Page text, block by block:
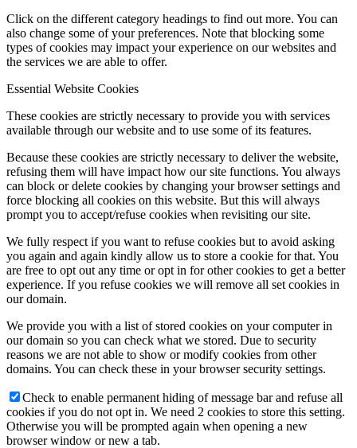
Click on the different category headings to find out more. You can
also change some of your preferences. Note that blocking some
types of cookies may impact your experience on our websites and
the services we are able to offer.
Essential Website Cookies
These cookies are strictly necessary to provide you with services
available through our website and to use some of its features.
Because these cookies are strictly necessary to deliver the website,
refusing them will have impact how our site functions. You always
can block or delete cookies by changing your browser settings and
force blocking all cookies on this website. But this will always
prompt you to accept/refuse cookies when revisiting our site.
We fully respect if you want to refuse cookies but to avoid asking
you again and again kindly allow us to store a cookie for that. You
are free to opt out any time or opt in for other cookies to get a better
experience. If you refuse cookies we will remove all set cookies in
our domain.
We provide you with a list of stored cookies on your computer in
our domain so you can check what we stored. Due to security
reasons we are not able to show or modify cookies from other
domains. You can check these in your browser security settings.
Check to enable permanent hiding of message bar and refuse all
cookies if you do not opt in. We need 2 cookies to store this setting.
Otherwise you will be prompted again when opening a new
browser window or new a tab.